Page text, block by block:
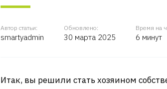
Автор статьи:
smartyadmin
Обновлено:
30 марта 2025
Время на
6 минут
Итак, вы решили стать хозяином